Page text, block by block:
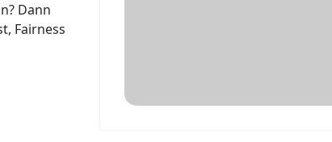
Dann
Fairness